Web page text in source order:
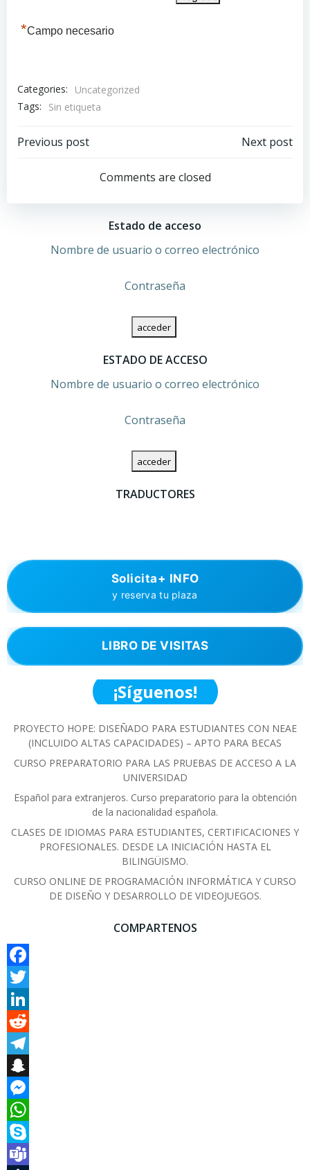
*Campo necesario
Categories:
Uncategorized
Tags:
Sin etiqueta
Navegación
las
entradas
Previous post
Navegación
por
las
entradas
Next post
Comments are closed
Estado de acceso
Nombre de usuario o correo electrónico
Contraseña
ESTADO DE ACCESO
Nombre de usuario o correo electrónico
Contraseña
TRADUCTORES
Solicita+ INFO
y reserva tu plaza
LIBRO DE VISITAS
¡Síguenos!
PROYECTO HOPE: DISEÑADO PARA ESTUDIANTES CON NEAE
(INCLUIDO ALTAS CAPACIDADES) – APTO PARA BECAS
CURSO PREPARATORIO PARA LAS PRUEBAS DE ACCESO A LA
UNIVERSIDAD
Español para extranjeros. Curso preparatorio para la obtención
de la nacionalidad española.
CLASES DE IDIOMAS PARA ESTUDIANTES, CERTIFICACIONES Y
PROFESIONALES. DESDE LA INICIACIÓN HASTA EL
BILINGÜISMO.
CURSO ONLINE DE PROGRAMACIÓN INFORMÁTICA Y CURSO
DE DISEÑO Y DESARROLLO DE VIDEOJUEGOS.
COMPARTENOS